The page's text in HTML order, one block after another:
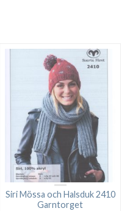
Siri Mössa och Halsduk 2410
Garntorget